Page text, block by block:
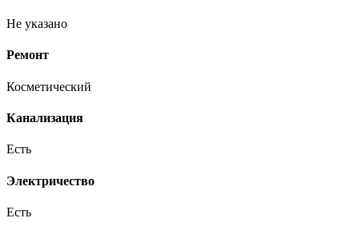
Не указано
Ремонт
Косметический
Канализация
Есть
Электричество
Есть